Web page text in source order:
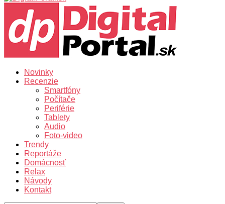
Novinky
Recenzie
Smartfóny
Počítače
Periférie
Tablety
Audio
Foto-video
Trendy
Reportáže
Domácnosť
Relax
Návody
Kontakt